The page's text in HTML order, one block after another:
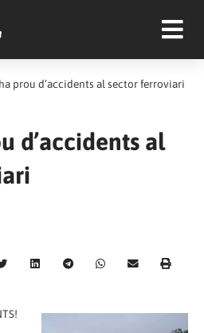
ha prou d’accidents al sector ferroviari
d’accidents al